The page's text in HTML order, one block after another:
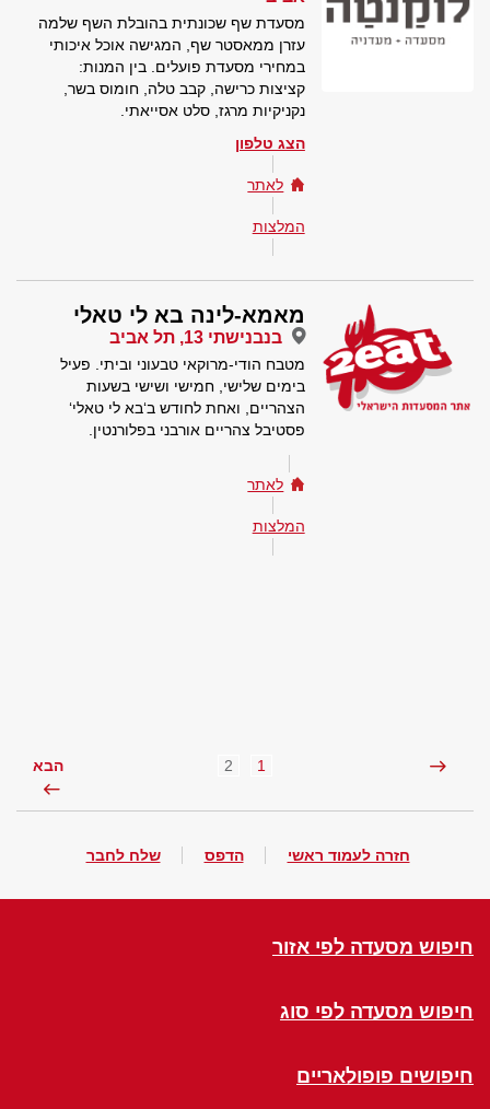
מסעדת שף שכונתית בהובלת השף שלמה
עזרן ממאסטר שף, המגישה אוכל איכותי
במחירי מסעדת פועלים. בין המנות:
קציצות כרישה, קבב טלה, חומוס בשר,
נקניקיות מרגז, סלט אסייאתי.
הצג טלפון
לאתר
המלצות
מאמא-לינה בא לי טאלי
בנבנישתי 13, תל אביב
מטבח הודי-מרוקאי טבעוני וביתי. פעיל
בימים שלישי, חמישי ושישי בשעות
הצהריים, ואחת לחודש ב‘בא לי טאלי‘
פסטיבל צהריים אורבני בפלורנטין.
לאתר
המלצות
1
2 הבא
חזרה לעמוד ראשי הדפס שלח לחבר
חיפוש מסעדה לפי אזור
חיפוש מסעדה לפי סוג
חיפושים פופולאריים